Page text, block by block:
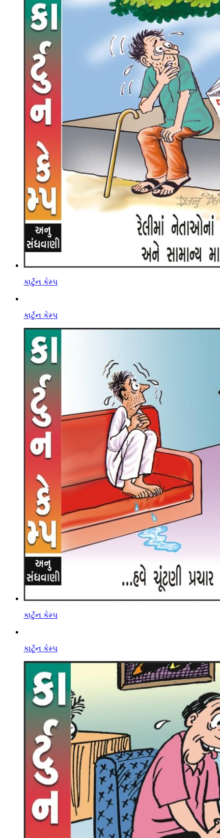
કાર્ટુન કેમ્પ
કાર્ટુન કેમ્પ
કાર્ટુન કેમ્પ
કાર્ટૂન કેમ્પ